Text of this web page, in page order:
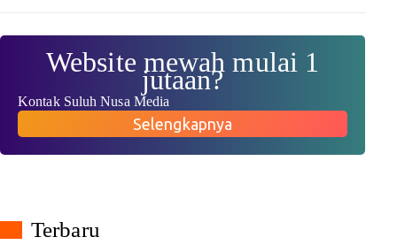
Website mewah mulai 1
jutaan?
Kontak Suluh Nusa Media
Selengkapnya
Terbaru